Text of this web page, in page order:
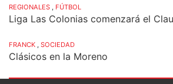
REGIONALES FÚTBOL
Liga Las Colonias comenzará el
FRANCK SOCIEDAD
Clásicos en la Moreno